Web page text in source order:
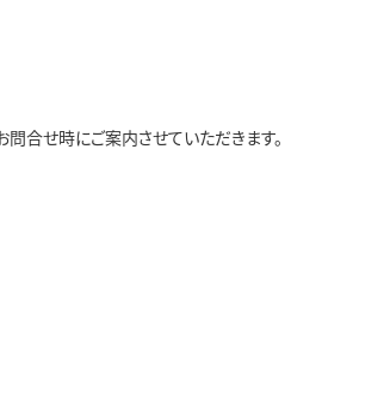
合せ時にご案内させていただきます。